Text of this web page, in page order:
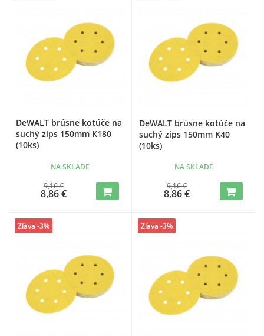
DeWALT brúsne kotúče na
suchý zips 150mm K180
(10ks)
NA SKLADE
9,16 €
8,86 €
DeWALT brúsne kotúče na
suchý zips 150mm K40
(10ks)
NA SKLADE
9,16 €
8,86 €
Zľava -3% Zľava -3%